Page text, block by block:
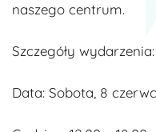
naszego centrum.
Szczegóły wydarzenia:
Data: Sobota, 8